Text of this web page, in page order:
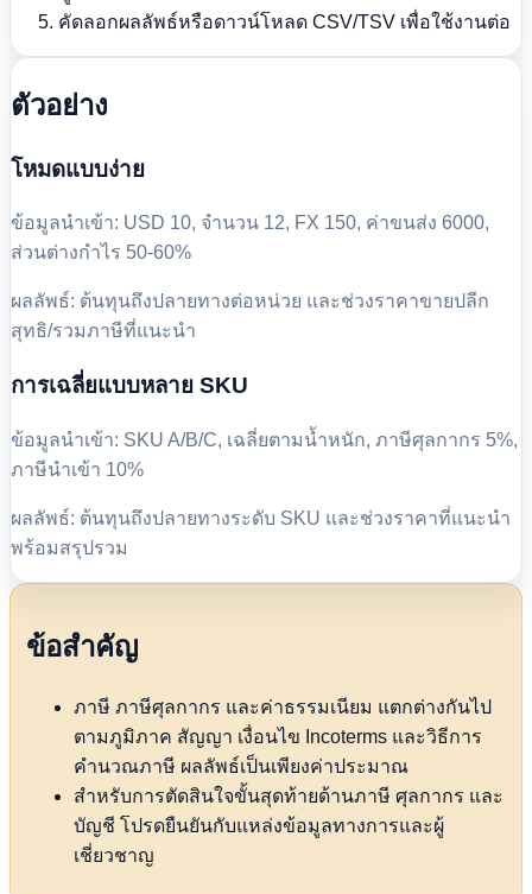
คัดลอกผลลัพธ์หรือดาวน์โหลด CSV/TSV เพื่อใช้งานต่อ
ตัวอย่าง
โหมดแบบง่าย
ข้อมูลนำเข้า: USD 10, จำนวน 12, FX 150, ค่าขนส่ง 6000,
ส่วนต่างกำไร 50-60%
ผลลัพธ์: ต้นทุนถึงปลายทางต่อหน่วย และช่วงราคาขายปลีก
สุทธิ/รวมภาษีที่แนะนำ
การเฉลี่ยแบบหลาย SKU
ข้อมูลนำเข้า: SKU A/B/C, เฉลี่ยตามน้ำหนัก, ภาษีศุลกากร 5%,
ภาษีนำเข้า 10%
ผลลัพธ์: ต้นทุนถึงปลายทางระดับ SKU และช่วงราคาที่แนะนำ
พร้อมสรุปรวม
ข้อสำคัญ
ภาษี ภาษีศุลกากร และค่าธรรมเนียม แตกต่างกันไป
ตามภูมิภาค สัญญา เงื่อนไข Incoterms และวิธีการ
คำนวณภาษี ผลลัพธ์เป็นเพียงค่าประมาณ
สำหรับการตัดสินใจขั้นสุดท้ายด้านภาษี ศุลกากร และ
บัญชี โปรดยืนยันกับแหล่งข้อมูลทางการและผู้
เชี่ยวชาญ